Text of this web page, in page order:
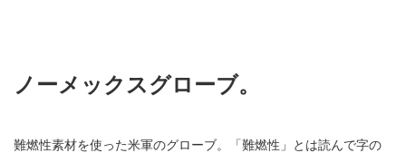
ノーメックスグローブ。
難燃性素材を使った米軍のグローブ。「難燃性」とは読んで字の